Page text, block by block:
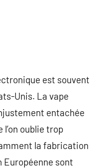
est souvent
Unis. La vape
entachée
oublie trop
la fabrication
Européenne sont